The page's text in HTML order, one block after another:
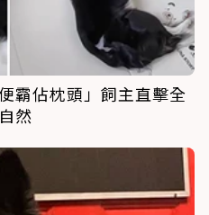
霸佔枕頭」飼主直擊全
然